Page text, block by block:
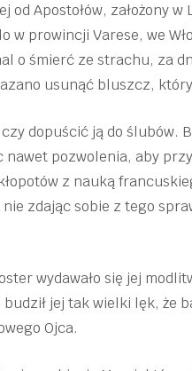
Apostołów, założony
prowincji Varese, we
o śmierć ze strachu, za
usunąć bluszcz,
dopuścić ją do ślubów.
nawet pozwolenia, aby
z nauką
zdając sobie z tego
wydawało się jej
jej tak wielki lęk, że
Ojca.